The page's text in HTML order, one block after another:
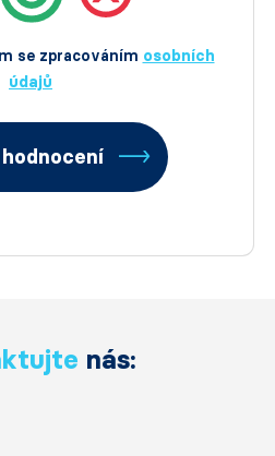
se zpracováním osobních
údajů
nás: